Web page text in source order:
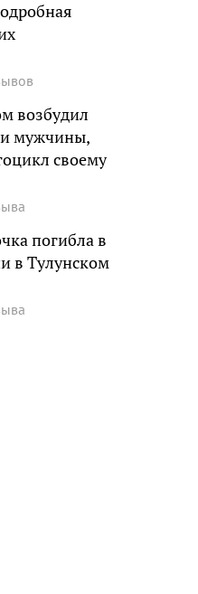
возбудил
мужчины,
своему
погибла в
в Тулунском